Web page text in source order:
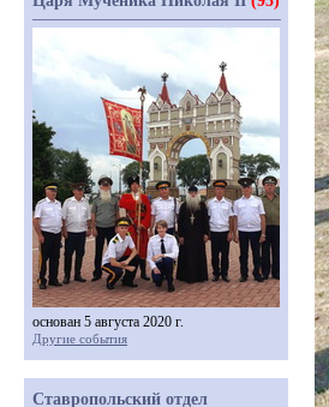
основан 5 августа 2020 г.
Другие события
Ставропольский отдел